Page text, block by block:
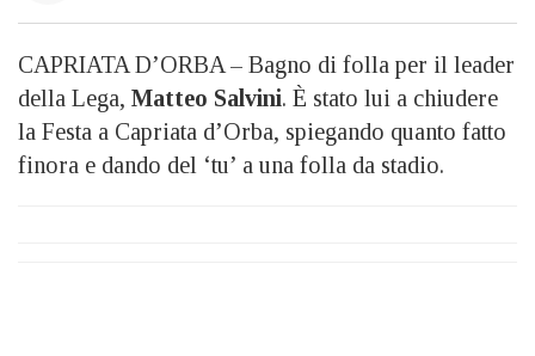
CAPRIATA D’ORBA – Bagno di folla per il leader
della Lega, Matteo Salvini. È stato lui a chiudere
la Festa a Capriata d’Orba, spiegando quanto fatto
finora e dando del ‘tu’ a una folla da stadio.